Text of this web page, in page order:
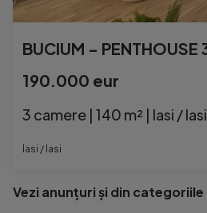
190.000 eur
3 camere | 140 m² | Iasi / Iasi
Iasi / Iasi
Vezi anunțuri și din categoriile